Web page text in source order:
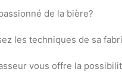
de la bière?
les techniques de sa
vous offre la